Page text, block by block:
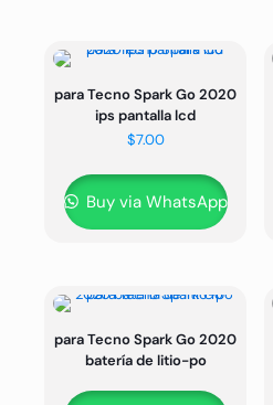
para Tecno Spark Go 2020
ips pantalla lcd
$7.00
Buy via WhatsApp
para Tecno Spark Go 2020
batería de litio-po